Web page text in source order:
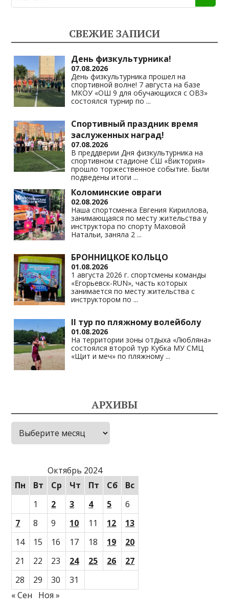
o
as
s
ni
ki
gr
a
m
s
A
p
p
y
Li
n
k
СВЕЖИЕ ЗАПИСИ
День физкультурника!
07.08.2026
День физкультурника прошел на
спортивной волне! 7 августа на базе
МКОУ «ОШ 9 для обучающихся с ОВЗ»
состоялся турнир по ...
Спортивный праздник время
заслуженных наград!
07.08.2026
В преддверии Дня физкультурника на
спортивном стадионе СШ «Виктория»
прошло торжественное событие. Были
подведены итоги ...
Коломинские овраги
02.08.2026
Наша спортсменка Евгения Кириллова,
занимающаяся по месту жительства у
инструктора по спорту Маховой
Натальи, заняла 2 ...
БРОННИЦКОЕ КОЛЬЦО
01.08.2026
1 августа 2026 г. спортсмены команды
«Егорьевск-RUN», часть которых
занимается по месту жительства с
инструктором по ...
II тур по пляжному волейболу
01.08.2026
На территории зоны отдыха «Любляна»
состоялся второй тур Кубка МУ СМЦ
«Щит и меч» по пляжному ...
АРХИВЫ
Архивы
Октябрь 2024
Пн
Вт Ср Чт Пт Сб
Вс
1
2 3 4 5
6
7
8 9 10 11 12
13
14
15 16 17 18 19
20
21
22 23 24 25 26
27
28
29 30
31
« Сен
Ноя »